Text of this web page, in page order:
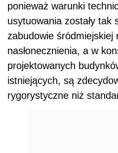
ponieważ warunki
usytuowania zostały tak
zabudowie śródmiejskiej
nasłonecznienia, a w
projektowanych
istniejących, są
rygorystyczne niż